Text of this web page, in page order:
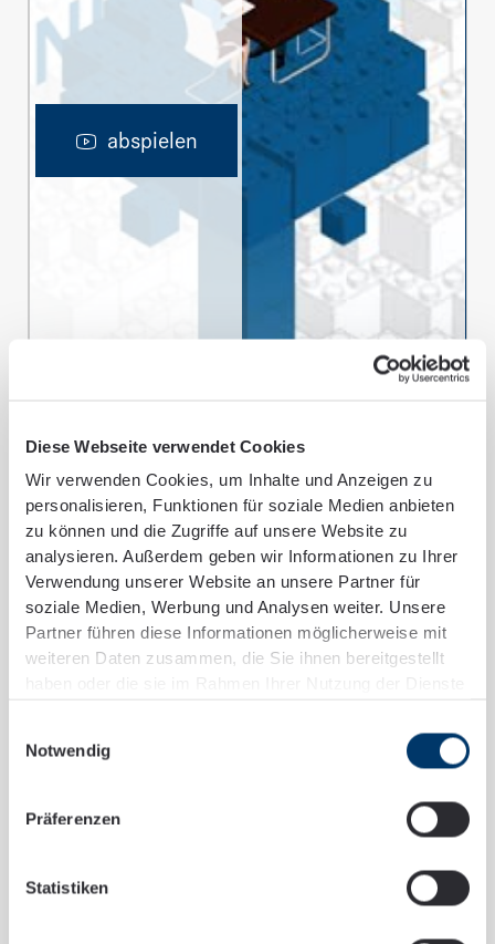
Diese Webseite verwendet Cookies
Wir verwenden Cookies, um Inhalte und Anzeigen zu
personalisieren, Funktionen für soziale Medien anbieten
zu können und die Zugriffe auf unsere Website zu
analysieren. Außerdem geben wir Informationen zu Ihrer
Verwendung unserer Website an unsere Partner für
soziale Medien, Werbung und Analysen weiter. Unsere
Partner führen diese Informationen möglicherweise mit
weiteren Daten zusammen, die Sie ihnen bereitgestellt
Notwendig
Präferenzen
Statistiken
Was uns antreibt, verbindet und
Nach den drei Kurzversionen ist nun auch die
Langfassung unserer animierten Leitbildreihe online. Der
Film zeigt, wie vielfältig die SCHNEIDER + PARTNER
Beratergruppe aufgestellt ist und was sie als Partner des
Er macht deutlich, dass unsere Arbeit weit über Zahlen
abspielen